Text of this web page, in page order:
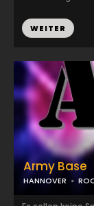
Army Base
HANNOVER
WEITER